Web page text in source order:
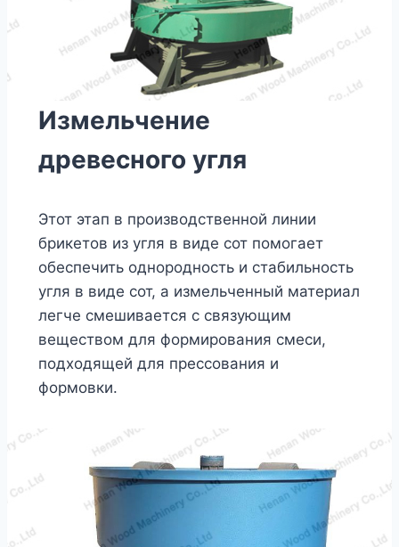
Измельчение
древесного угля
Этот этап в производственной линии
брикетов из угля в виде сот помогает
обеспечить однородность и стабильность
угля в виде сот, а измельченный материал
легче смешивается с связующим
веществом для формирования смеси,
подходящей для прессования и
формовки.